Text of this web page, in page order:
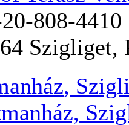
808-4410
Szigliget,
,